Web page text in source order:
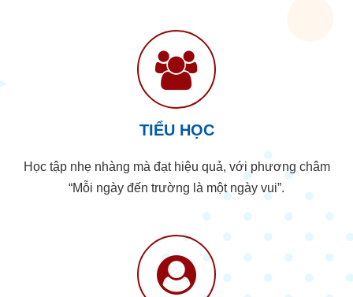
TIỂU HỌC
Học tập nhẹ nhàng mà đạt hiệu quả, với phương châm
“Mỗi ngày đến trường là một ngày vui”.